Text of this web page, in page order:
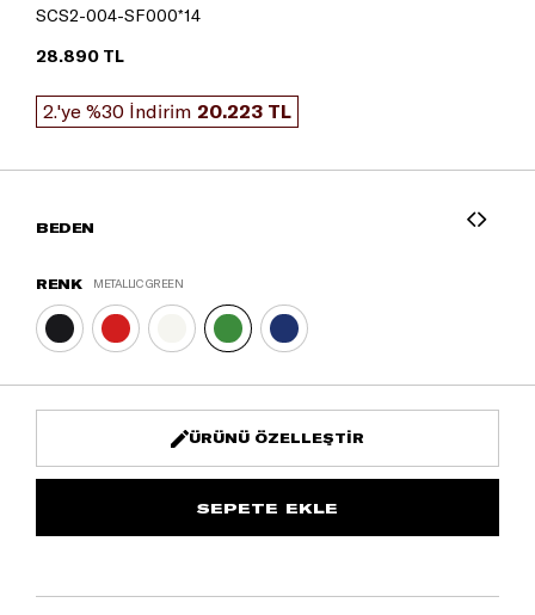
SCS2-004-SF000*14
28.890 TL
2.'ye %30 İndirim 20.223 TL
BEDEN
RENK METALLIC GREEN
ÜRÜNÜ ÖZELLEŞTIR